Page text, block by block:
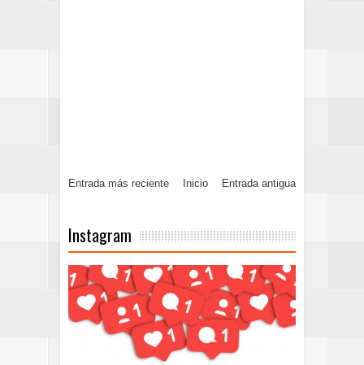
Entrada más reciente Entrada antigua
Inicio
Instagram